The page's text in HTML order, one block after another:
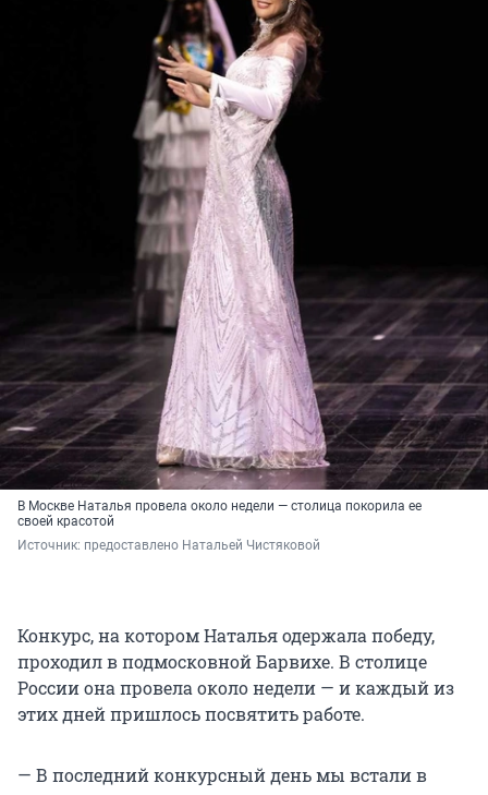
В Москве Наталья провела около недели — столица покорила ее
своей красотой
Источник: предоставлено Натальей Чистяковой
Конкурс, на котором Наталья одержала победу,
проходил в подмосковной Барвихе. В столице
России она провела около недели — и каждый из
этих дней пришлось посвятить работе.
— В последний конкурсный день мы встали в